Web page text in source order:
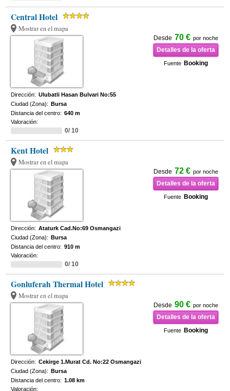
Central Hotel
Mostrar en el mapa
Desde 70 € por noche
Detalles de la oferta
Fuente Booking
Dirección: Ulubatli Hasan Bulvari No:55
Ciudad (Zona): Bursa
Distancia del centro: 640 m
Valoración:
0/ 10
Kent Hotel
Mostrar en el mapa
Desde 72 € por noche
Detalles de la oferta
Fuente Booking
Dirección: Ataturk Cad.No:69 Osmangazi
Ciudad (Zona): Bursa
Distancia del centro: 910 m
Valoración:
0/ 10
Gonluferah Thermal Hotel
Mostrar en el mapa
Desde 90 € por noche
Detalles de la oferta
Fuente Booking
Dirección: Cekirge 1.Murat Cd. No:22 Osmangazi
Ciudad (Zona): Bursa
Distancia del centro: 1.08 km
Valoración: